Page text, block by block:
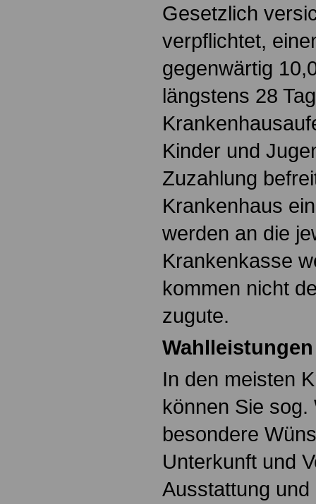
Gesetzlich
verpflichtet,
gegenwärtig
längstens 28
Kinder und
Zuzahlung
Krankenhaus
werden an die
Krankenkasse
kommen nicht
zugute.
In den meisten
können Sie sog.
besondere
Unterkunft und
Ausstattung